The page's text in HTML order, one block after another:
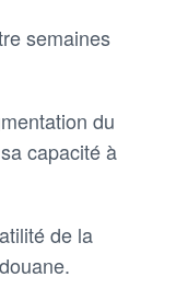
semaines
du
capacité à
de la